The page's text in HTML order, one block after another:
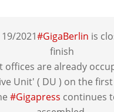
2021#GigaBerlin is
finish
offices are already
Unit' ( DU ) on the
#Gigapress continues